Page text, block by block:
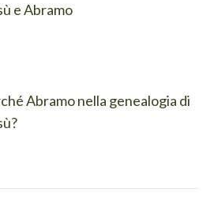
e Abramo
Abramo nella genealogia di